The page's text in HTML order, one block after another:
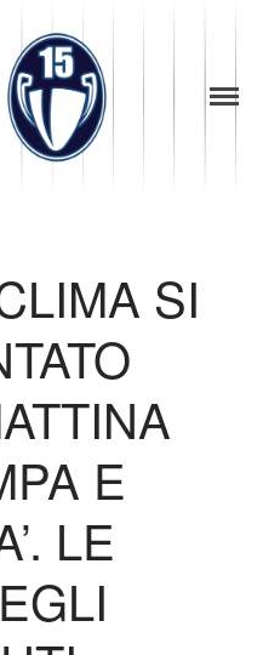
Diventa Socio
Storia
Codice di Condotta
Palmares
Maglie Ritirate
Partners
Contatti
Biglietteria
Lo Stadio
Shop
SI
E
LE